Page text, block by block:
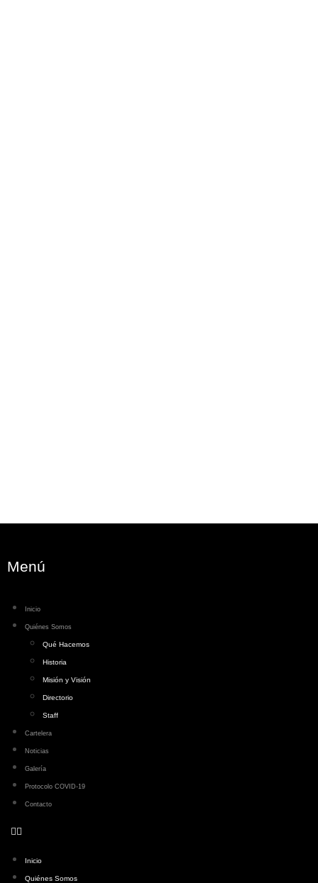
Menú
Inicio
Quiénes Somos
Qué Hacemos
Historia
Misión y Visión
Directorio
Staff
Cartelera
Noticias
Galería
Protocolo COVID-19
Contacto
Inicio
Quiénes Somos